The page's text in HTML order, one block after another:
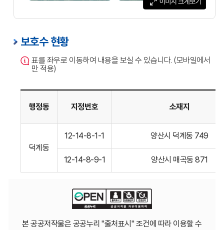
보호수 현황
표를 좌우로 이동하여 내용을 보실 수 있습니다. (모바일에서
만 적용)
보호수현황표입니다.
행정동 지정번호 소재지
덕계동
12-14-8-1-1 양산시 덕계동 749
12-14-8-9-1 양산시 매곡동 871
본 공공저작물은 공공누리 "출처표시" 조건에 따라 이용할 수